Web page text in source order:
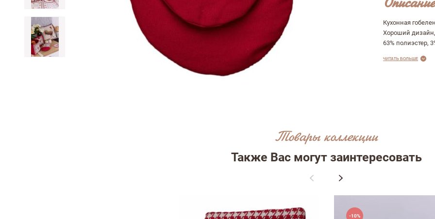
Описание
Кухонная
Хороший дизайн,
63% полиэстер,
ЧИТАТЬ БОЛЬШЕ
Товары коллекции
Также Вас могут заинтересовать
-10%